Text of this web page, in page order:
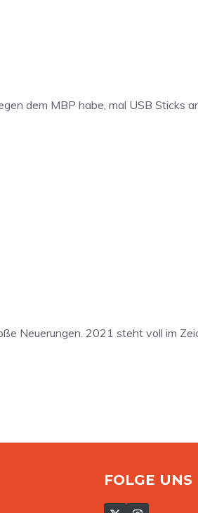
dem MBP habe, mal USB Sticks
Neuerungen. 2021 steht voll im
FOLGE UNS